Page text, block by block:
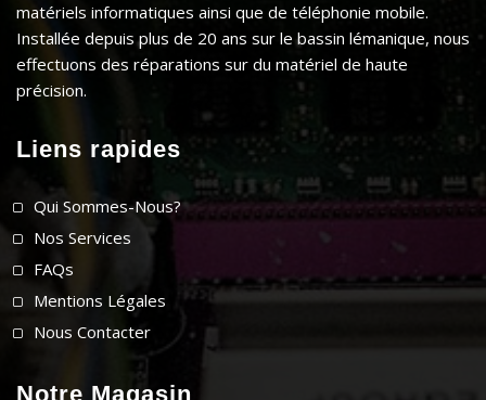
matériels informatiques ainsi que de téléphonie mobile.
Installée depuis plus de 20 ans sur le bassin lémanique, nous
effectuons des réparations sur du matériel de haute
précision.
Liens rapides
Qui Sommes-Nous?
Nos Services
FAQs
Mentions Légales
Nous Contacter
Notre Magasin